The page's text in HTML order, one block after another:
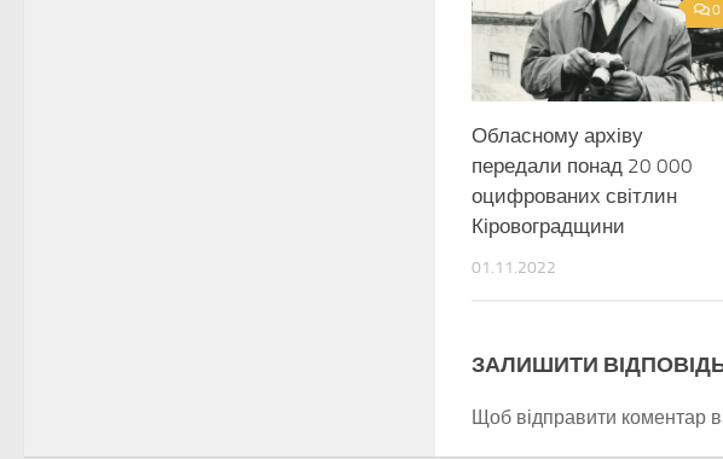
0
Обласному архіву
передали понад 20 000
оцифрованих світлин
Кіровоградщини
01.11.2022
ЗАЛИШИТИ
Щоб відправити коментар